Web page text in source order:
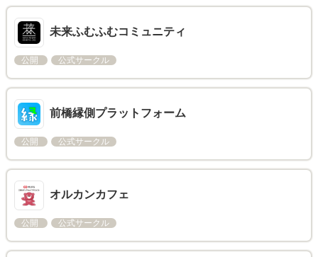
未来ふむふむコミュニティ
公開 公式サークル
前橋縁側プラットフォーム
公開 公式サークル
オルカンカフェ
公開 公式サークル